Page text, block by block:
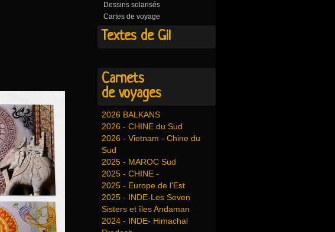
Dessins solarisés
Cartes de voyage
Textes de Gil
Carnets
de voyages
2026 BALKANS
2026 - CHINE du Sud
2026 - Vietnam - Chine du
Sud
2025 - MAROC Sud
2025 - CHINE -
2025 - Europe de l'Est
2025 - INDE-Les Seven
Sisters et îles Andaman
2024 - INDE- Himachal